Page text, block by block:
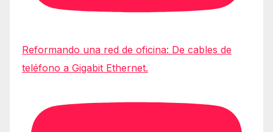
Reformando una red de oficina: De cables de
teléfono a Gigabit Ethernet.